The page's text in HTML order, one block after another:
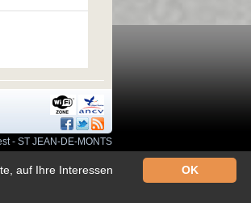
- ST JEAN-DE-MONTS
OK
auf Ihre Interessen